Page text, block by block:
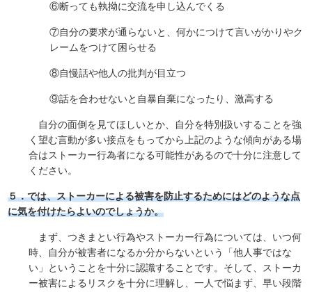
⑥断っても執拗に交流を申し込んでくる
⑦自分の要求が通らないと、何かにつけて言いがかりやク
レームをつけて困らせる
⑧自慢話や他人の批判が目立つ
⑨話を合わせないと自暴自棄になったり、激高する
自分の面倒を見てほしいとか、自分を特別扱いすることを強
く望む言動が多い接点をもってから上記のような傾向がある場
合はストーカー行為者になる可能性があるので十分に注意して
ください。
５．では、ストーカーによる被害を防止するためにはどのような点
に気を付けたらよいのでしょうか。
まず、つきまとい行為やストーカー行為については、いつ何
時、自分が被害者になるか分からないという「他人事ではな
い」ということを十分に認識することです。そして、ストーカ
ー被害によるリスクを十分に理解し、一人で悩まず、早い段階